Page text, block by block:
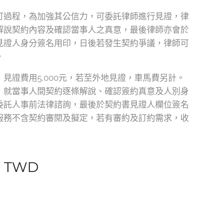
過程，為加強其公信力，可委託律師進行見證，律
說契約內容及確認當事人之真意，最後律師亦會於
證人身分簽名用印，日後若發生契約爭議，律師可
見證費用5,000元，若至外地見證，車馬費另計。
就當事人間契約逐條解說、確認簽約真意及人別身
託人事前法律諮詢，最後於契約書見證人欄位簽名
務不含契約審閱及擬定，若有審約及訂約需求，收
TWD